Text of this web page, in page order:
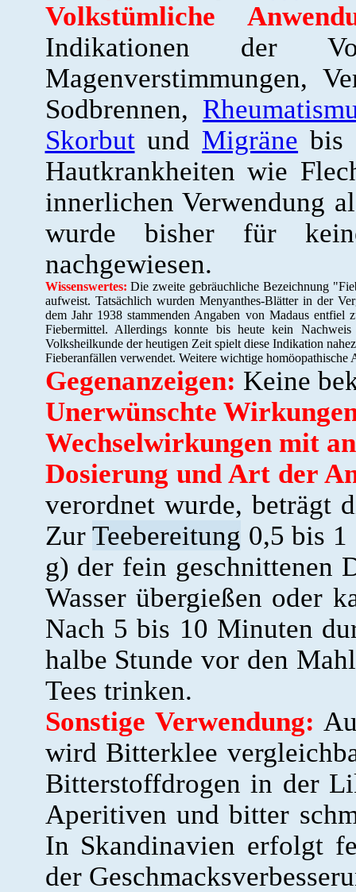
Volkstümliche
Indikationen der
Magenverstimmungen,
Sodbrennen,
Skorbutund Migräne bis
Hautkrankheiten wie
innerlichen Verwendung
wurde bisher für
nachgewiesen.
Wissenswertes: Die zweite gebräuchliche Bezeichnung
aufweist. Tatsächlich wurden Menyanthes-Blätter in der
dem Jahr 1938 stammenden Angaben von Madaus
Fiebermittel. Allerdings konnte bis heute kein
Volksheilkunde der heutigen Zeit spielt diese Indikation
Fieberanfällen verwendet. Weitere wichtige
Gegenanzeigen: Keine
Unerwünschte
Wechselwirkungen mit
Dosierung und Art der
verordnet wurde, beträgt
ZurTeebereitung 0,5 bis 1
g) der fein geschnittenen
Wasser übergießen oder
Nach 5 bis 10 Minuten
halbe Stunde vor den
Tees trinken.
Sonstige Verwendung:
wird Bitterklee
Bitterstoffdrogen in der
Aperitiven und bitter
In Skandinavien erfolgt
der